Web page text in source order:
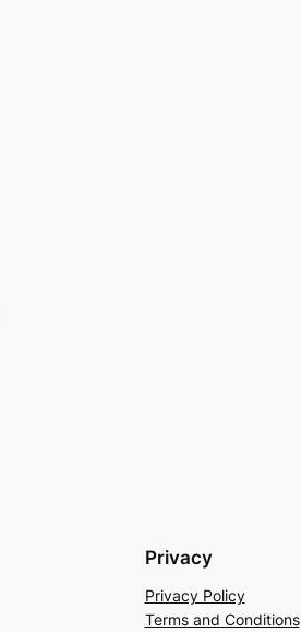
Privacy
Privacy Policy
Terms and Conditions